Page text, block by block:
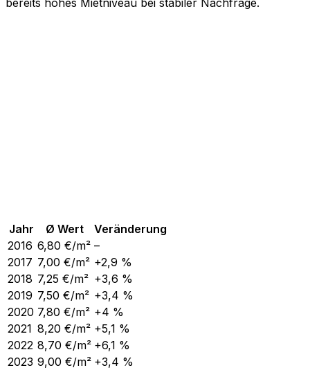
Jahr Ø Wert
Veränderung
2016 6,80 €/m² –
2017 7,00 €/m² +2,9 %
2018 7,25 €/m² +3,6 %
2019 7,50 €/m² +3,4 %
2020 7,80 €/m² +4 %
2021 8,20 €/m² +5,1 %
2022 8,70 €/m² +6,1 %
2023 9,00 €/m² +3,4 %